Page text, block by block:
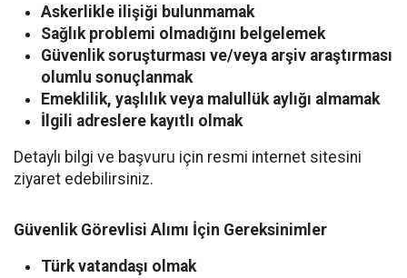
Askerlikle ilişiği bulunmamak
Sağlık problemi olmadığını belgelemek
Güvenlik soruşturması ve/veya arşiv araştırması
olumlu sonuçlanmak
Emeklilik, yaşlılık veya malullük aylığı almamak
İlgili adreslere kayıtlı olmak
Detaylı bilgi ve başvuru için resmi internet sitesini
ziyaret edebilirsiniz.
Güvenlik Görevlisi Alımı İçin Gereksinimler
Türk vatandaşı olmak